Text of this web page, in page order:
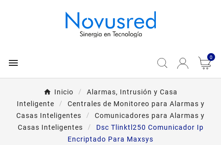
 0
Inicio
Alarmas, Intrusión y Casa
Inteligente
Centrales de Monitoreo para Alarmas y
Casas Inteligentes
Comunicadores para Alarmas y
Casas Inteligentes
Dsc Tlinktl250 Comunicador Ip
Encriptado Para Maxsys